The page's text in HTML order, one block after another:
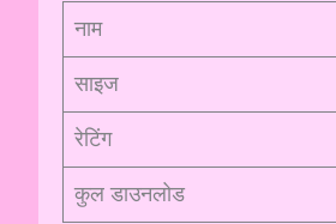
नाम
साइज
रेटिंग
कुल डाउनलोड